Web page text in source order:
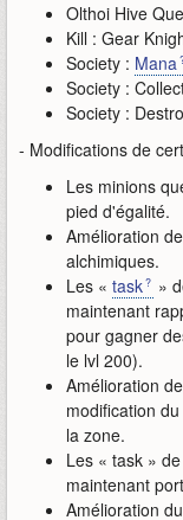
Olthoi Hive
Kill : Gear
Society : Mana
Society :
Society :
- Modifications de
Les minions
pied d'égalité.
Amélioration
alchimiques.
Les « task
»
maintenant
pour gagner
le lvl 200).
Amélioration
modification du
la zone.
Les « task »
maintenant
Amélioration